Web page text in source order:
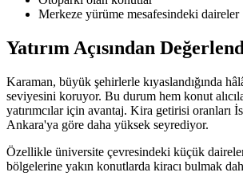
Merkeze yürüme mesafesindeki daireler
Yatırım Açısından
Karaman, büyük şehirlerle kıyaslandığında
seviyesini koruyor. Bu durum hem konut
yatırımcılar için avantaj. Kira getirisi oranları
Ankara'ya göre daha yüksek seyrediyor.
Özellikle üniversite çevresindeki küçük
bölgelerine yakın konutlarda kiracı bulmak